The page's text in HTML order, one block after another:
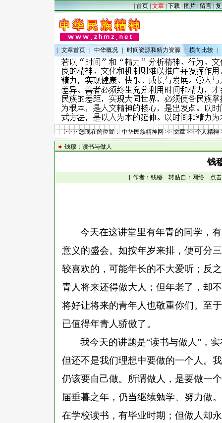
|首页|文章|下载| 图片|留言|
文章首页 中华概况 时间资源和精力资源 | 横向比较
您现在的位置：中华民族精神网>>文章>>个人精神
钱穆：读书与做人
钱
［ 作者：钱穆 转贴自：网络 点
今天在这讲堂里有年青的同学，
意义的盛会。如按年岁来排，便可分
较喜欢的，可能年长的不大爱听；反
青人将来还得做大人；但年老了，却
将好让将来的青年人也敬重你们。至
已值得年青人骄傲了。
我今天的讲题是“读书与做人”，
但还不是我们理想中要做的一个人。
仍该要自己做。所谓做人，是要做一
届垂暮之年，仍当继续勉学、努力做
在学校读书，有毕业时期；但做人却